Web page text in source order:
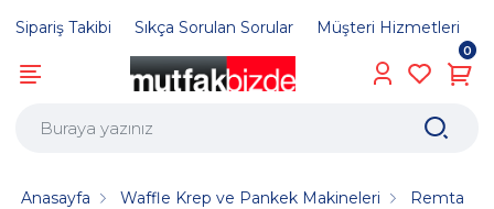
Sipariş Takibi Sıkça Sorulan Sorular Müşteri Hizmetleri
0
Anasayfa Waffle Krep ve Pankek Makineleri Remta